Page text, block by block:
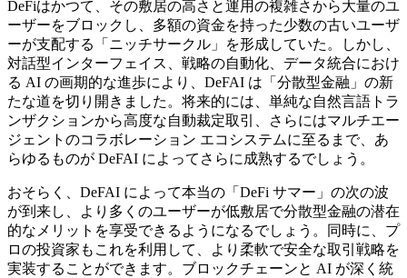
DeFiはかつて、その敷居の高さと運用の複雑さから大量のユ
ーザーをブロックし、多額の資金を持った少数の古いユーザ
ーが支配する「ニッチ​​サークル」を形成していた。しかし、
対話型インターフェイス、戦略の自動化、データ統合におけ
る AI の画期的な進歩により、DeFAI は「分散型金融」の新
たな道を切り開きました。将来的には、単純な自然言語トラ
ンザクションから高度な自動裁定取引、さらにはマルチエー
ジェントのコラボレーション エコシステムに至るまで、あ
らゆるものが DeFAI によってさらに成熟するでしょう。
おそらく、DeFAI によって本当の「DeFi サマー」の次の波
が到来し、より多くのユーザーが低敷居で分散型金融の潜在
的なメリットを享受できるようになるでしょう。同時に、プ
ロの投資家もこれを利用して、より柔軟で安全な取引戦略を
実装することができます。ブロックチェーンと AI が深く統